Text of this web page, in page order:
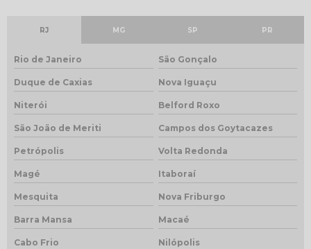
RJ MG SP PR
Rio de Janeiro São Gonçalo
Duque de Caxias Nova Iguaçu
Niterói Belford Roxo
São João de Meriti Campos dos Goytacazes
Petrópolis Volta Redonda
Magé Itaboraí
Mesquita Nova Friburgo
Barra Mansa Macaé
Cabo Frio Nilópolis